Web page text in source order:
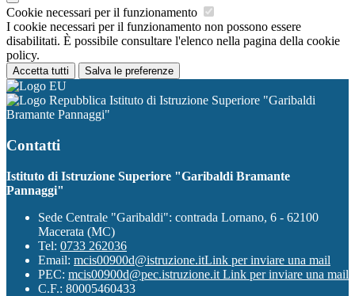
Cookie necessari per il funzionamento
I cookie necessari per il funzionamento non possono essere
disabilitati. È possibile consultare l'elenco nella pagina della cookie
policy.
Accetta tutti Salva le preferenze
Istituto di Istruzione Superiore "Garibaldi
Bramante Pannaggi"
Contatti
Istituto di Istruzione Superiore "Garibaldi Bramante
Pannaggi"
Sede Centrale "Garibaldi": contrada Lornano, 6 - 62100
Macerata (MC)
Tel: 0733 262036
Email: mcis00900d@istruzione.itLink per inviare una mail
PEC: mcis00900d@pec.istruzione.it Link per inviare una mail
C.F.: 80005460433